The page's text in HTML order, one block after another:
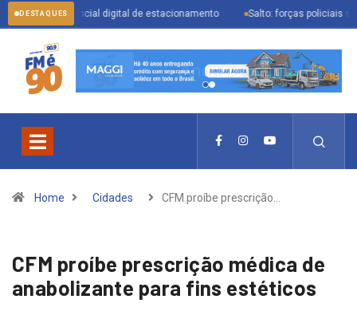
DESTAQUESdigital de estacionamento Salto: forças policiais se mobilizam
Home Cidades CFM proíbe prescrição…
CFM proíbe prescrição médica de
anabolizante para fins estéticos